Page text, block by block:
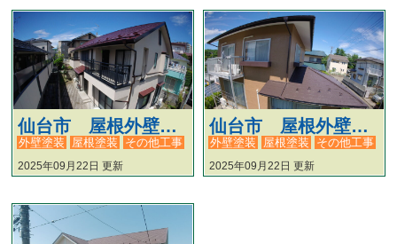
仙台市 屋根外壁塗装・トイレ交換工事 #122
2025年09月22日 更新
外壁塗装 屋根塗装 その他工事
仙台市 屋根外壁塗装・その他工事 #121
2025年09月22日 更新
外壁塗装 屋根塗装 その他工事